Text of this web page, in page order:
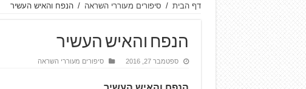
דף הבית / סיפורים מעוררי השראה / הנפח והאיש העשיר
הנפח והאיש העשיר
ספטמבר 27, 2016 סיפורים מעוררי השראה